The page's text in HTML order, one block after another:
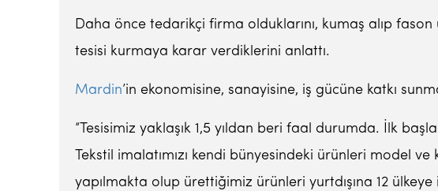
Daha önce tedarikçi firma olduklarını, kumaş alıp fason
tesisi kurmaya karar verdiklerini anlattı.
Mardin’in ekonomisine, sanayisine, iş gücüne katkı
“Tesisimiz yaklaşık 1,5 yıldan beri faal durumda. İlk
Tekstil imalatımızı kendi bünyesindeki ürünleri model
yapılmakta olup ürettiğimiz ürünleri yurtdışına 12